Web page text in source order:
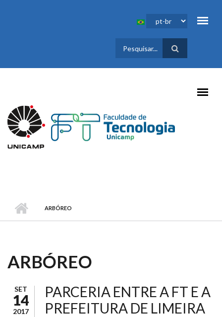
FORMULÁRIO
DE BUSCA
ARBÓREO
ARBÓREO
SET
14
2017
PARCERIA ENTRE A FT E A
PREFEITURA DE LIMEIRA